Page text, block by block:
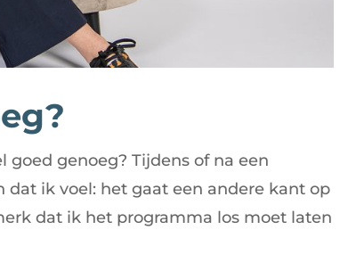
genoeg? Tijdens of na een
ik voel: het gaat een andere kant op
dat ik het programma los moet laten